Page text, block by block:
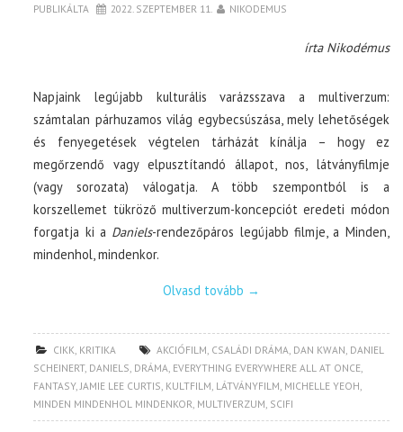
PUBLIKÁLTA 2022. SZEPTEMBER 11. NIKODEMUS
írta Nikodémus
Napjaink legújabb kulturális varázsszava a multiverzum:
számtalan párhuzamos világ egybecsúszása, mely lehetőségek
és fenyegetések végtelen tárházát kínálja – hogy ez
megőrzendő vagy elpusztítandó állapot, nos, látványfilmje
(vagy sorozata) válogatja. A több szempontból is a
korszellemet tükröző multiverzum-koncepciót eredeti módon
forgatja ki a Daniels-rendezőpáros legújabb filmje, a Minden,
mindenhol, mindenkor.
Olvasd tovább →
CIKK KRITIKA AKCIÓFILM CSALÁDI DRÁMA DAN KWAN DANIEL
SCHEINERT, DANIELS DRÁMA EVERYTHING EVERYWHERE ALL AT ONCE
FANTASY, JAMIE LEE CURTIS KULTFILM LÁTVÁNYFILM MICHELLE YEOH
MINDEN MINDENHOL MINDENKOR MULTIVERZUM SCIFI